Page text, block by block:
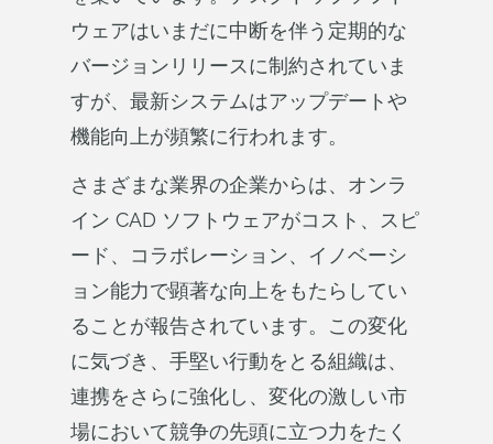
ウェアはいまだに中断を伴う定期的な
バージョンリリースに制約されていま
すが、最新システムはアップデートや
機能向上が頻繁に行われます。
さまざまな業界の企業からは、オンラ
イン CAD ソフトウェアがコスト、スピ
ード、コラボレーション、イノベーシ
ョン能力で顕著な向上をもたらしてい
ることが報告されています。この変化
に気づき、手堅い行動をとる組織は、
連携をさらに強化し、変化の激しい市
場において競争の先頭に立つ力をたく